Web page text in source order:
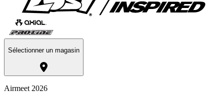
Sélectionner un magasin
Airmeet 2026